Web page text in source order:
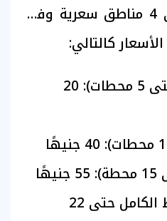
تم تقسيم الرحلة إلى 4 مناطق سعرية وفق
كالتالي:
منطقة واحدة (حتى 5 محطات): 20
أربع مناطق (الخط الكامل حتى 22